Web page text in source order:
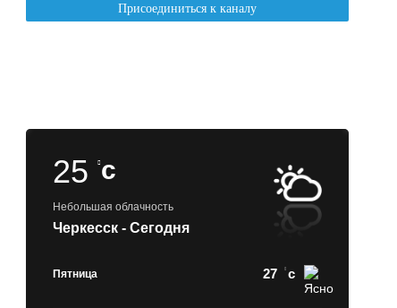
25c
Небольшая облачность
Черкесск - Сегодня
Пятница 27 c